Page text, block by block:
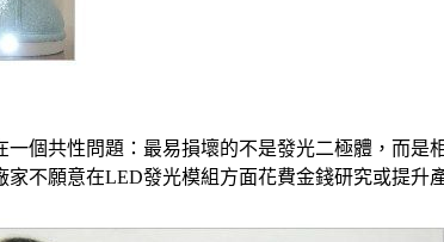
一個共性問題：最易損壞的不是發光二極體，而
不願意在LED發光模組方面花費金錢研究或提